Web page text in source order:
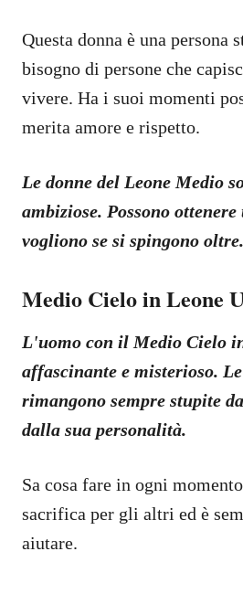
Questa donna è una persona
bisogno di persone che
vivere. Ha i suoi momenti
merita amore e rispetto.
Le donne del Leone Medio
ambiziose. Possono
vogliono se si spingono oltre.
Medio Cielo in Leone
L'uomo con il Medio Cielo
affascinante e misterioso.
rimangono sempre stupite
dalla sua personalità.
Sa cosa fare in ogni
sacrifica per gli altri ed è
aiutare.